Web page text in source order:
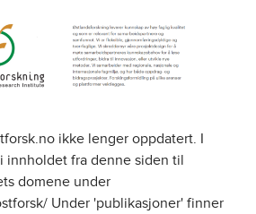
ikke lenger oppdatert. I
innholdet fra denne siden til
domene under
Under 'publikasjoner' finner